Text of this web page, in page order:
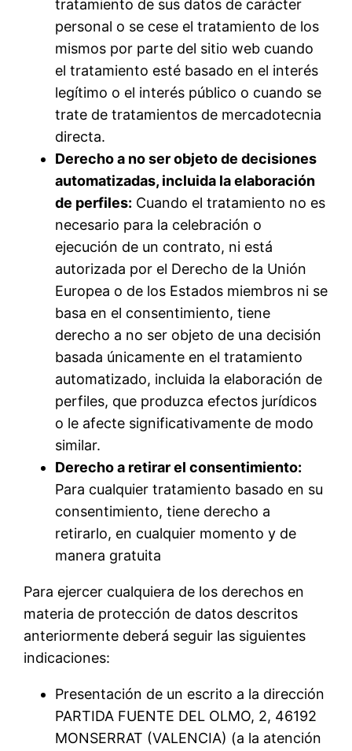
tratamiento de sus datos de carácter
personal o se cese el tratamiento de los
mismos por parte del sitio web cuando
el tratamiento esté basado en el interés
legítimo o el interés público o cuando se
trate de tratamientos de mercadotecnia
directa.
Derecho a no ser objeto de decisiones
automatizadas, incluida la elaboración
de perfiles: Cuando el tratamiento no es
necesario para la celebración o
ejecución de un contrato, ni está
autorizada por el Derecho de la Unión
Europea o de los Estados miembros ni se
basa en el consentimiento, tiene
derecho a no ser objeto de una decisión
basada únicamente en el tratamiento
automatizado, incluida la elaboración de
perfiles, que produzca efectos jurídicos
o le afecte significativamente de modo
similar.
Derecho a retirar el consentimiento:
Para cualquier tratamiento basado en su
consentimiento, tiene derecho a
retirarlo, en cualquier momento y de
manera gratuita
Para ejercer cualquiera de los derechos en
materia de protección de datos descritos
anteriormente deberá seguir las siguientes
indicaciones:
Presentación de un escrito a la dirección
PARTIDA FUENTE DEL OLMO, 2, 46192
MONSERRAT (VALENCIA) (a la atención